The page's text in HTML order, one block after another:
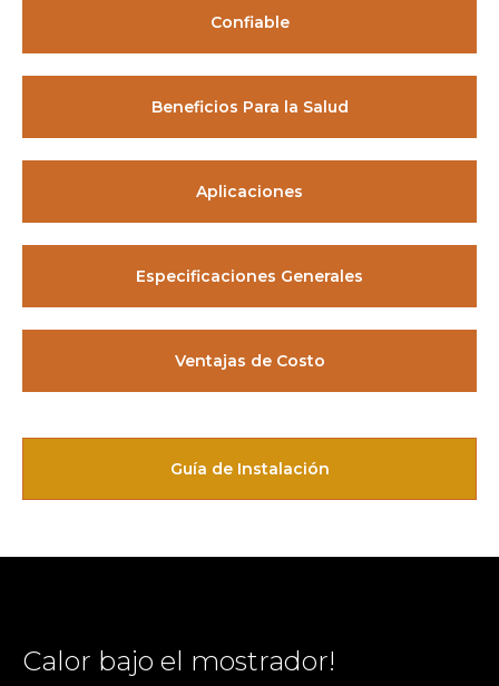
Confiable
Beneficios Para la Salud
Aplicaciones
Especificaciones Generales
Ventajas de Costo
Guía de Instalación
Calor bajo el mostrador!